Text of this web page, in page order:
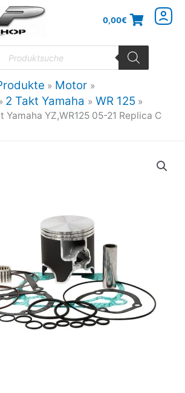
0,00€
search
Motor
2 Takt Yamaha WR 125
Yamaha YZ,WR125 05-21 Replica C
168,63€
Aktueller